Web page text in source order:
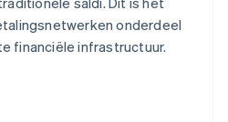
onderdeel
financiële infrastructuur.